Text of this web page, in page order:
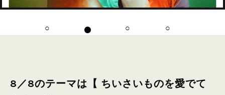
8／8のテーマは【 ちいさいものを愛でて